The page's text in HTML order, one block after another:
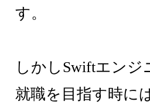
す。
しかしSwiftエンジ
就職を目指す時に